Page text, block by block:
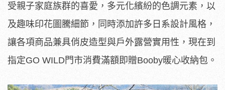
受親子家庭族群的喜愛，多元化繽紛的色調元素，以
及趣味印花圖騰細節，同時添加許多日系設計風格，
讓各項商品兼具俏皮造型與戶外露營實用性，現在到
指定GO WILD門市消費滿額即贈Booby暖心收納包。